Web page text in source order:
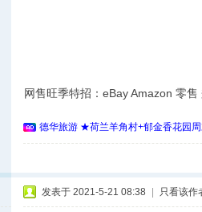
网售旺季特招：eBay Amazon 零
德华旅游 ★荷兰羊角村+郁金香花园
发表于 2021-5-21 08:38 只看该作